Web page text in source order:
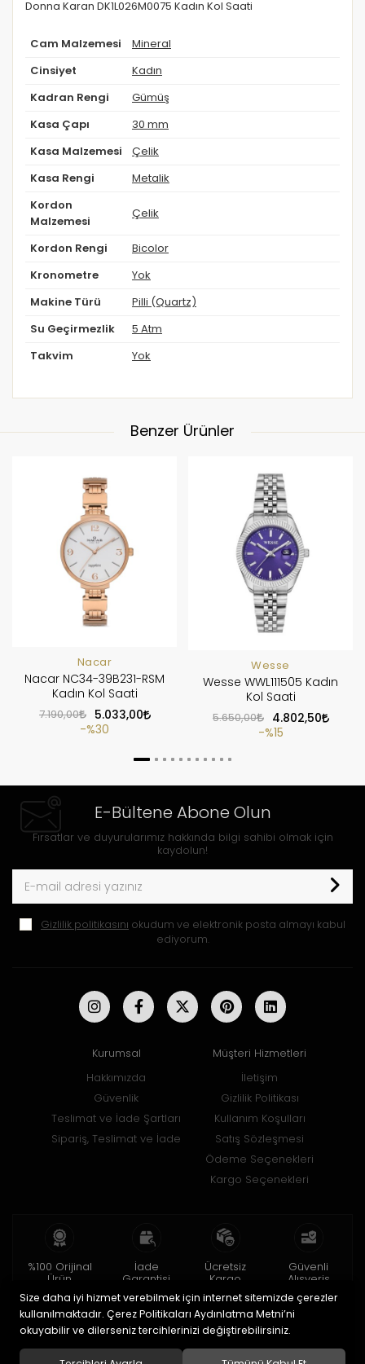
Donna Karan DK1L026M0075 Kadın Kol Saati
Cam Malzemesi Mineral
Cinsiyet Kadın
Kadran Rengi Gümüş
Kasa Çapı 30 mm
Kasa Malzemesi Çelik
Kasa Rengi Metalik
Kordon
Malzemesi
Çelik
Kordon Rengi Bicolor
Kronometre Yok
Makine Türü Pilli (Quartz)
Su Geçirmezlik 5 Atm
Takvim Yok
Benzer Ürünler
Nacar
Nacar NC34-39B231-RSM
Kadın Kol Saati
7.190,00
5.033,00
%30
Wesse
Wesse WWL111505 Kadın
Kol Saati
5.650,00
4.802,50
%15
E-Bültene Abone Olun
Fırsatlar ve duyurularımız hakkında bilgi sahibi olmak için
kaydolun!
Gizlilik politikasını okudum ve elektronik posta almayı kabul
ediyorum.
Kurumsal
Hakkımızda
Güvenlik
Teslimat ve İade Şartları
Sipariş, Teslimat ve İade
Müşteri Hizmetleri
İletişim
Gizlilik Politikası
Kullanım Koşulları
Satış Sözleşmesi
Ödeme Seçenekleri
Kargo Seçenekleri
%100 Orijinal
Ürün
2 yıl garanti
İade
Garantisi
15 gün içinde
iade
Ücretsiz
Kargo
150 TL ve üzeri
Güvenli
Alışveriş
256bit SSL ile
Size daha iyi hizmet verebilmek için internet sitemizde çerezler
kullanılmaktadır. Çerez Politikaları Aydınlatma Metni’ni
okuyabilir ve dilerseniz tercihlerinizi değiştirebilirsiniz.